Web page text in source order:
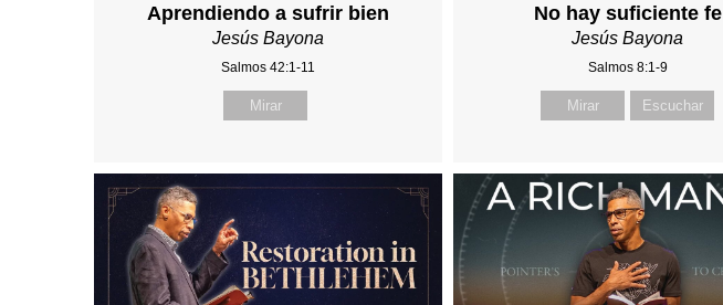
Aprendiendo a sufrir bien
Jesús Bayona
Salmos 42:1-11
Mirar
No hay suficiente fe
Jesús Bayona
Salmos 8:1-9
Mirar Escuchar